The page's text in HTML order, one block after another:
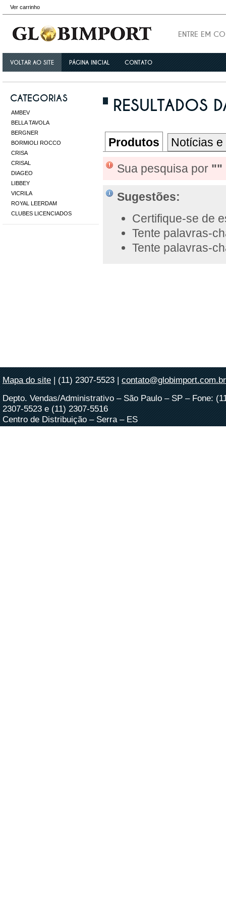
Ver carrinho
ENTRE EM
VOLTAR AO SITE PÁGINA INICIAL CONTATO
CATEGORIAS
AMBEV
BELLA TAVOLA
BERGNER
BORMIOLI ROCCO
CRISA
CRISAL
DIAGEO
LIBBEY
VICRILA
ROYAL LEERDAM
CLUBES LICENCIADOS
RESULTADOS
Produtos
Notícias
Sua pesquisa por ""
Sugestões:
Certifique-se de
Tente palavras-
Tente palavras-
Mapa do site | (11) 2307-5523 | contato@globimport.com.br
Depto. Vendas/Administrativo – São Paulo – SP – Fone:
2307-5523 e (11) 2307-5516
Centro de Distribuição – Serra – ES